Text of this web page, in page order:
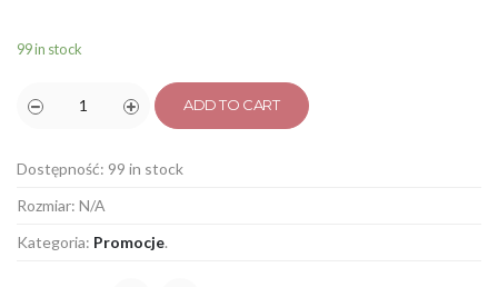
99 in stock
ADD TO CART
Dostępność: 99 in stock
Rozmiar: N/A
Kategoria: Promocje.